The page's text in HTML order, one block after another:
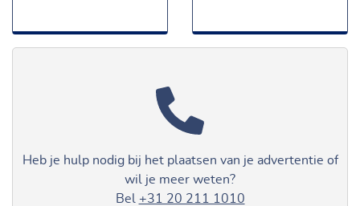
Heb je hulp nodig bij het plaatsen van je advertentie of
wil je meer weten?
Bel +31 20 211 1010